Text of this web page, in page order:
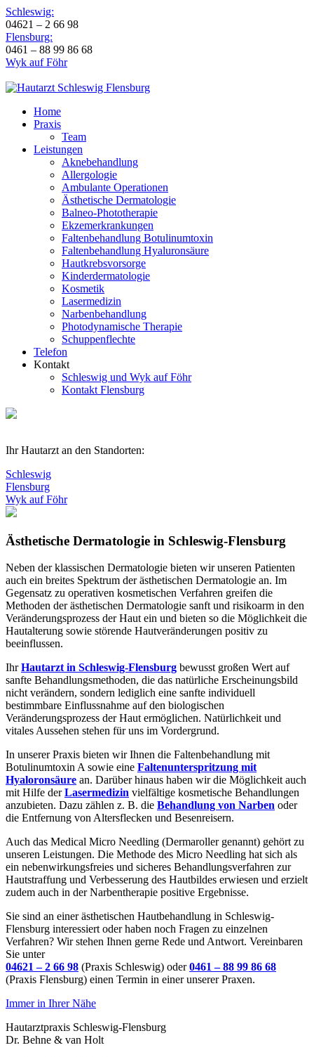
Schleswig:
04621 – 2 66 98
Flensburg:
0461 – 88 99 86 68
Wyk auf Föhr
Home
Praxis
Team
Leistungen
Aknebehandlung
Allergologie
Ambulante Operationen
Ästhetische Dermatologie
Balneo-Phototherapie
Ekzemerkrankungen
Faltenbehandlung Botulinumtoxin
Faltenbehandlung Hyaluronsäure
Hautkrebsvorsorge
Kinderdermatologie
Kosmetik
Lasermedizin
Narbenbehandlung
Photodynamische Therapie
Schuppenflechte
Telefon
Kontakt
Schleswig und Wyk auf Föhr
Kontakt Flensburg
Ihr Hautarzt an den Standorten:
Schleswig
Flensburg
Wyk auf Föhr
Ästhetische Dermatologie in Schleswig-Flensburg
Neben der klassischen Dermatologie bieten wir unseren Patienten
auch ein breites Spektrum der ästhetischen Dermatologie an. Im
Gegensatz zu operativen kosmetischen Verfahren greifen die
Methoden der ästhetischen Dermatologie sanft und risikoarm in den
Veränderungsprozess der Haut ein und bieten so die Möglichkeit die
Hautalterung sowie störende Hautveränderungen positiv zu
beeinflussen.
IhrHautarzt in Schleswig-Flensburg bewusst großen Wert auf
sanfte Behandlungsmethoden, die das natürliche Erscheinungsbild
nicht verändern, sondern lediglich eine sanfte individuell
bestimmbare Einflussnahme auf den biologischen
Veränderungsprozess der Haut ermöglichen. Natürlichkeit und
vitales Aussehen stehen für uns im Vordergrund.
In unserer Praxis bieten wir Ihnen die Faltenbehandlung mit
Botulinumtoxin A sowie eine Faltenunterspritzung mit
Hyaloronsäure an. Darüber hinaus haben wir die Möglichkeit auch
mit Hilfe derLasermedizin vielfältige kosmetische Behandlungen
anzubieten. Dazu zählen z. B. die Behandlung von Narben oder
die Entfernung von Altersflecken und Besenreisern.
Auch das Medical Micro Needling (Dermaroller genannt) gehört zu
unseren Leistungen. Die Methode des Micro Needling hat sich als
ein nebenwirkungsfreies und sicheres Behandlungsverfahren zur
Hautstraffung und Verbesserung des Hautbildes erwiesen und erzielt
zudem auch in der Narbentherapie positive Ergebnisse.
Sie sind an einer ästhetischen Hautbehandlung in Schleswig-
Flensburg interessiert oder haben noch Fragen zu einzelnen
Verfahren? Wir stehen Ihnen gerne Rede und Antwort. Vereinbaren
Sie unter
04621 – 2 66 98 (Praxis Schleswig) oder0461 – 88 99 86 68
(Praxis Flensburg) einen Termin in einer unserer Praxen.
Immer in Ihrer Nähe
Hautarztpraxis Schleswig-Flensburg
Dr. Behne & van Holt